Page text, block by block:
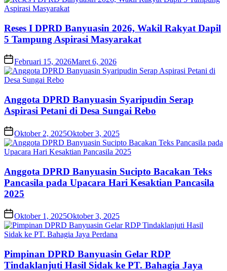
Reses I DPRD Banyuasin 2026, Wakil Rakyat Dapil
5 Tampung Aspirasi Masyarakat
Februari 15, 2026Maret 6, 2026
Anggota DPRD Banyuasin Syaripudin Serap
Aspirasi Petani di Desa Sungai Rebo
Oktober 2, 2025Oktober 3, 2025
Anggota DPRD Banyuasin Sucipto Bacakan Teks
Pancasila pada Upacara Hari Kesaktian Pancasila
2025
Oktober 1, 2025Oktober 3, 2025
Pimpinan DPRD Banyuasin Gelar RDP
Tindaklanjuti Hasil Sidak ke PT. Bahagia Jaya